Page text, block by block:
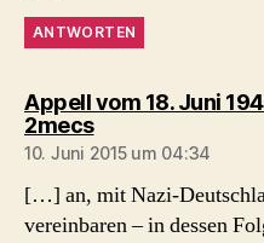
ANTWORTEN
Appell vom 18. Juni
2mecssagt:
10. Juni 2015 um 04:34
[…] an, mit Nazi-
vereinbaren – in dessen